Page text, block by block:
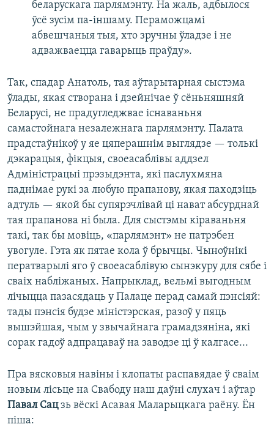
беларускага парлямэнту. На жаль, адбылося
ўсё зусім па-іншаму. Пераможцамі
абвешчаныя тыя, хто зручны ўладзе і не
адважваецца гаварыць праўду».
Так, спадар Анатоль, тая аўтарытарная сыстэма
ўлады, якая створана і дзейнічае ў сёньняшняй
Беларусі, не прадугледжвае існаваньня
самастойнага незалежнага парлямэнту. Палата
прадстаўнікоў у яе цяперашнім выглядзе — толькі
дэкарацыя, фікцыя, своеасаблівы аддзел
Адміністрацыі прэзыдэнта, які паслухмяна
паднімае рукі за любую прапанову, якая паходзіць
адтуль — якой бы супярэчлівай ці нават абсурднай
тая прапанова ні была. Для сыстэмы кіраваньня
такі, так бы мовіць, «парлямэнт» не патрэбен
увогуле. Гэта як пятае кола ў брычцы. Чыноўнікі
ператварылі яго ў своеасаблівую сынэкуру для сябе і
сваіх набліжаных. Напрыклад, вельмі выгодным
лічыцца пазасядаць у Палаце перад самай пэнсіяй:
тады пэнсія будзе міністэрская, разоў у пяць
вышэйшая, чым у звычайнага грамадзяніна, які
сорак гадоў адпрацаваў на заводзе ці ў калгасе...
Пра вясковыя навіны і клопаты распавядае ў сваім
новым лісьце на Свабоду наш даўні слухач і аўтар
Павал Сацзь вёскі Асавая Маларыцкага раёну. Ён
піша: